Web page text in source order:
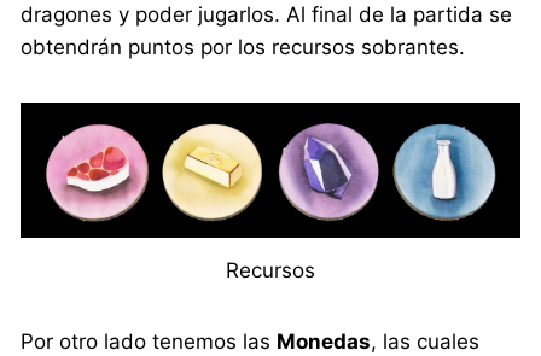
dragones y poder jugarlos. Al final de la partida se
obtendrán puntos por los recursos sobrantes.
Recursos
Por otro lado tenemos las Monedas, las cuales